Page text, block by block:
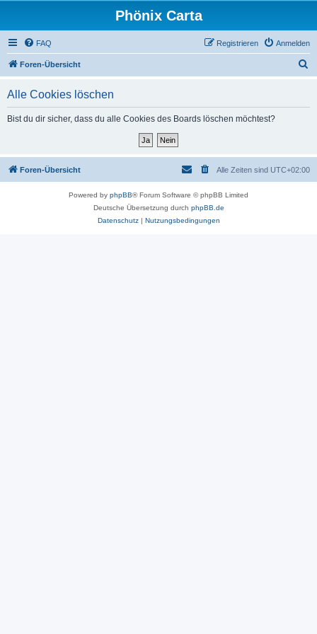
Phönix Carta
FAQ Anmelden
Registrieren
Foren-Übersicht
Alle Cookies löschen
Bist du dir sicher, dass du alle Cookies des Boards löschen möchtest?
Foren-Übersicht Alle Zeiten sind UTC+02:00
Powered by phpBB® Forum Software © phpBB Limited
Deutsche Übersetzung durch phpBB.de
Datenschutz| Nutzungsbedingungen